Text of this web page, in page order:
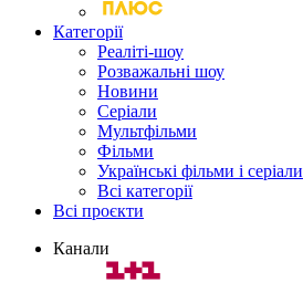
Категорії
Реаліті-шоу
Розважальні шоу
Новини
Серіали
Мультфільми
Фільми
Українські фільми і серіали
Всі категорії
Всі проєкти
Канали